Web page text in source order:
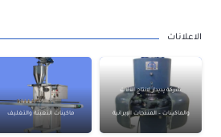
الاعلانات
شركة پديدار لانتاج الآلات
والماكينات – المنتجات الإيرانية ماكينات التعبئة والتغليف